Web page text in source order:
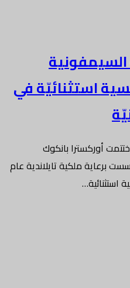
السيمفونية
استثنائيّة في
أوركسترا بانكوك
برعاية ملكية تايلاندية عام